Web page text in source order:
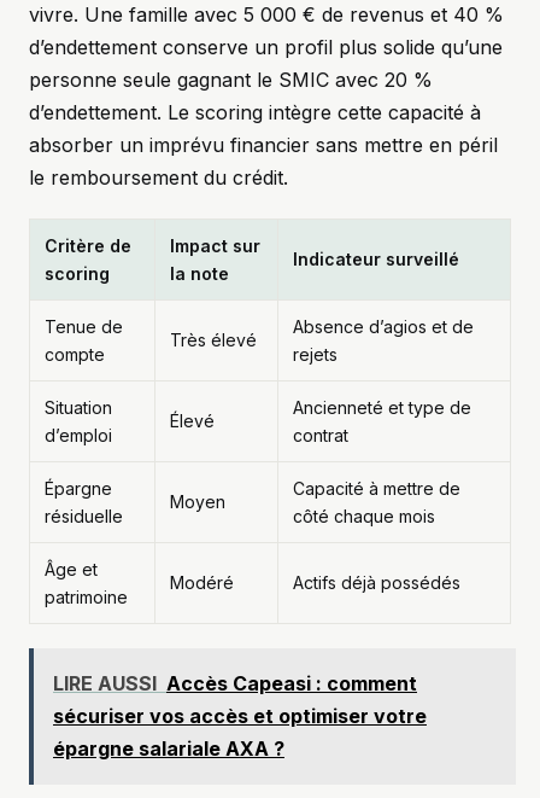
vivre. Une famille avec 5 000 € de revenus et 40 %
d’endettement conserve un profil plus solide qu’une
personne seule gagnant le SMIC avec 20 %
d’endettement. Le scoring intègre cette capacité à
absorber un imprévu financier sans mettre en péril
le remboursement du crédit.
Critère de
scoring
Impact sur
la note
Indicateur surveillé
Tenue de
compte
Très élevé
Absence d’agios et de
rejets
Situation
d’emploi
Élevé
Ancienneté et type de
contrat
Épargne
résiduelle
Moyen
Capacité à mettre de
côté chaque mois
Âge et
patrimoine
Modéré Actifs déjà possédés
LIRE AUSSI Accès Capeasi : comment
sécuriser vos accès et optimiser votre
épargne salariale AXA ?